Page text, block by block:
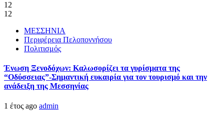
12
12
ΜΕΣΣΗΝΙΑ
Περιφέρεια Πελοποννήσου
Πολιτισμός
Ένωση Ξενοδόχων: Καλωσορίζει τα γυρίσματα της
“Οδύσσειας”-Σημαντική ευκαιρία για τον τουρισμό και την
ανάδειξη της Μεσσηνίας
1 έτος ago admin